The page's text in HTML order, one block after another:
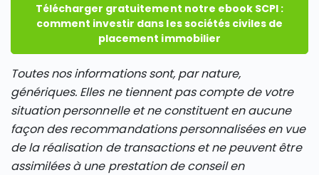
Télécharger gratuitement notre ebook SCPI :
comment investir dans les sociétés civiles de
placement immobilier
Toutes nos informations sont, par nature,
génériques. Elles ne tiennent pas compte de votre
situation personnelle et ne constituent en aucune
façon des recommandations personnalisées en vue
de la réalisation de transactions et ne peuvent être
assimilées à une prestation de conseil en